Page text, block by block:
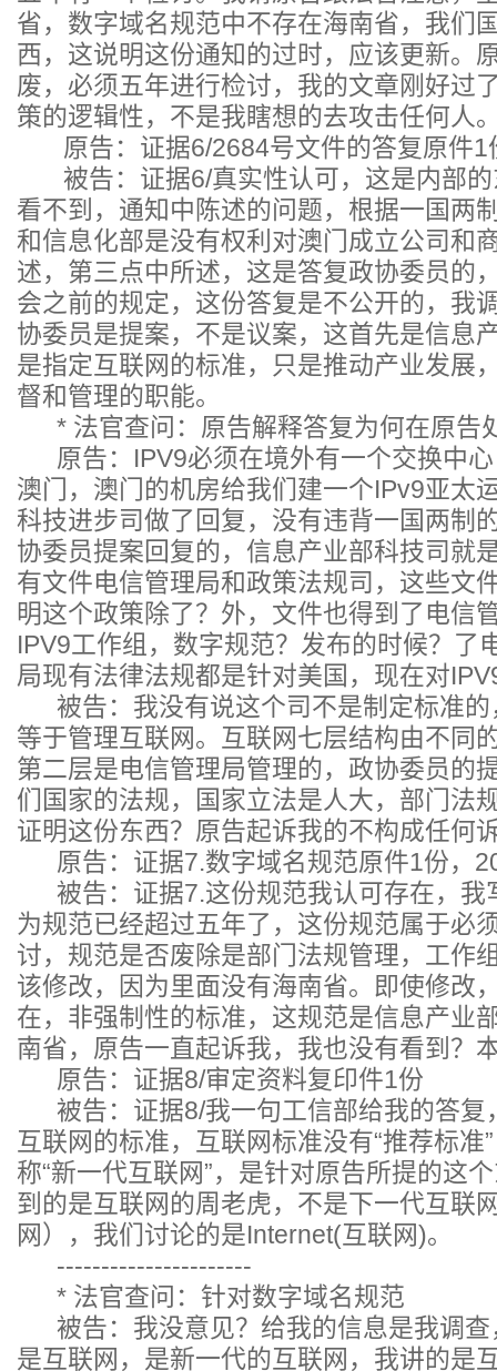
省，数字域名规范中不存在海南省，我们
西，这说明这份通知的过时，应该更新。
废，必须五年进行检讨，我的文章刚好过
策的逻辑性，不是我瞎想的去攻击任何人
原告：证据6/2684号文件的答复原件1
被告：证据6/真实性认可，这是内部的
看不到，通知中陈述的问题，根据一国两
和信息化部是没有权利对澳门成立公司和
述，第三点中所述，这是答复政协委员的
会之前的规定，这份答复是不公开的，我
协委员是提案，不是议案，这首先是信息
是指定互联网的标准，只是推动产业发展
督和管理的职能。
* 法官查问：原告解释答复为何在原告
原告：IPV9必须在境外有一个交换中心
澳门，澳门的机房给我们建一个IPv9亚太
科技进步司做了回复，没有违背一国两制
协委员提案回复的，信息产业部科技司就
有文件电信管理局和政策法规司，这些文
明这个政策除了？外，文件也得到了电信
IPV9工作组，数字规范？发布的时候？了
局现有法律法规都是针对美国，现在对
被告：我没有说这个司不是制定标准的
等于管理互联网。互联网七层结构由不同
第二层是电信管理局管理的，政协委员的
们国家的法规，国家立法是人大，部门法
证明这份东西？原告起诉我的不构成任何
原告：证据7.数字域名规范原件1份，
被告：证据7.这份规范我认可存在，我
为规范已经超过五年了，这份规范属于必
讨，规范是否废除是部门法规管理，工作
该修改，因为里面没有海南省。即使修改
在，非强制性的标准，这规范是信息产业
南省，原告一直起诉我，我也没有看到？
原告：证据8/审定资料复印件1份
被告：证据8/我一句工信部给我的答复
互联网的标准，互联网标准没有“推荐标准
称“新一代互联网”，是针对原告所提的这
到的是互联网的周老虎，不是下一代互联
网），我们讨论的是Internet(互联网)。
----------------------
* 法官查问：针对数字域名规范
被告：我没意见？给我的信息是我调查
是互联网，是新一代的互联网，我讲的是